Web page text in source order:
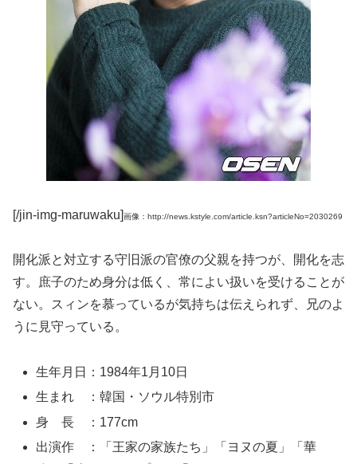
[/jin-img-maruwaku]画像：http://news.kstyle.com/article.ksn?articleNo=2030269
開化派と対立する守旧派の官僚の父親を持つが、開化を志
す。庶子のため身分は低く、常によい扱いを受けることが
ない。スィンを慕っているが気持ちは伝えられず、兄のよ
うに見守っている。
生年月日：1984年1月10日
生まれ ：韓国・ソウル特別市
身 長 ：177cm
出演作 ：「王家の家族たち」「ヨヌの夏」「華